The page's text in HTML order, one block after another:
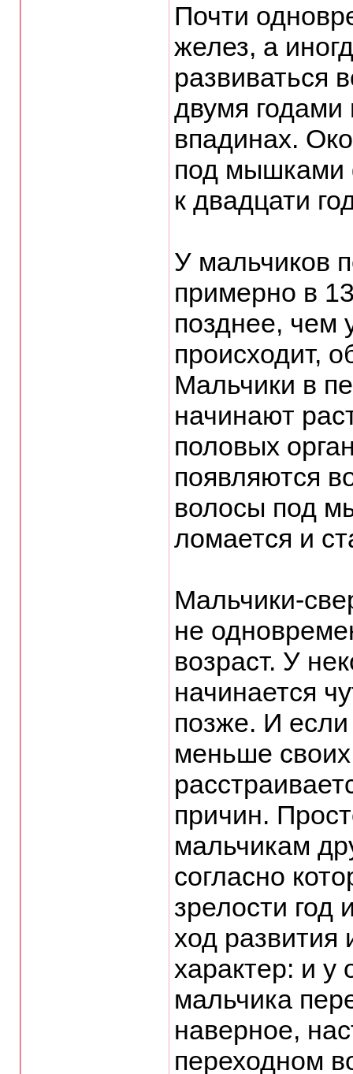
Почти
желез, а
развиваться
двумя
впадинах.
под мышками
к двадцати
У мальчиков
примерно в
позднее, чем
происходит,
Мальчики в
начинают
половых
появляются
волосы под
ломается и
Мальчики-
не
возраст. У
начинается
позже. И если
меньше своих
причин.
мальчикам
согласно
зрелости год
ход развития
характер: и у
мальчика
наверное,
переходном